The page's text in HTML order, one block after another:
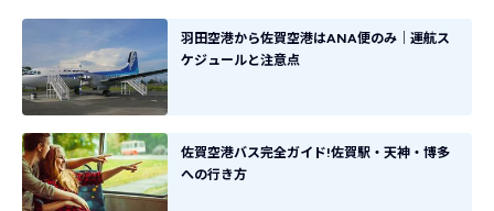
羽田空港から佐賀空港はANA便のみ｜運航ス
ケジュールと注意点
佐賀空港バス完全ガイド!佐賀駅・天神・博多
への行き方